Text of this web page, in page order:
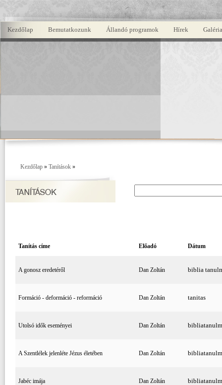
Kezdőlap Bemutatkozunk Állandó programok Hírek Galéria
Kezdőlap » Tanítások »
Tanítás címe Előadó Dátum
A gonosz eredetéről Dan Zoltán biblia
Formáció - deformáció - reformáció Dan Zoltán tanitas
Utolsó idők eseményei Dan Zoltán
A Szentlélek jelenléte Jézus életében Dan Zoltán
Jabéc imája Dan Zoltán